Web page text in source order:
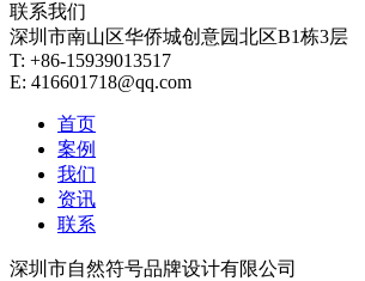
联系我们
深圳市南山区华侨城创意园北区B1栋3层
T: +86-15939013517
E: 416601718@qq.com
首页
案例
我们
资讯
联系
深圳市自然符号品牌设计有限公司